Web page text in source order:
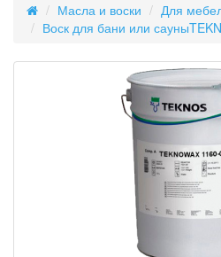
Масла и воски
Для
Воск для бани или